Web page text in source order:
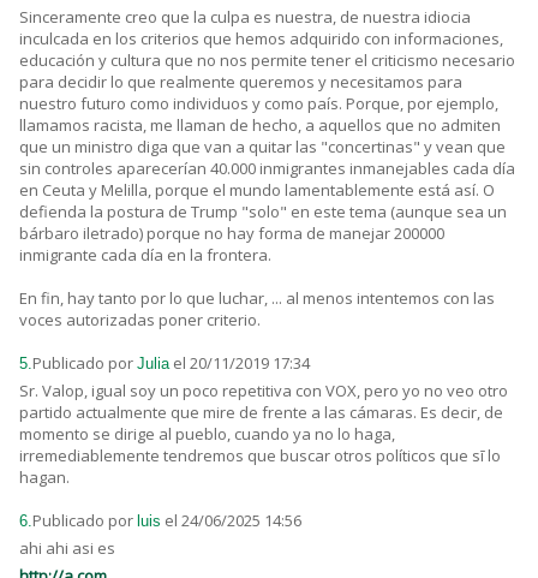
Sinceramente creo que la culpa es nuestra, de nuestra idiocia
inculcada en los criterios que hemos adquirido con informaciones,
educación y cultura que no nos permite tener el criticismo necesario
para decidir lo que realmente queremos y necesitamos para
nuestro futuro como individuos y como país. Porque, por ejemplo,
llamamos racista, me llaman de hecho, a aquellos que no admiten
que un ministro diga que van a quitar las "concertinas" y vean que
sin controles aparecerían 40.000 inmigrantes inmanejables cada día
en Ceuta y Melilla, porque el mundo lamentablemente está así. O
defienda la postura de Trump "solo" en este tema (aunque sea un
bárbaro iletrado) porque no hay forma de manejar 200000
inmigrante cada día en la frontera.
En fin, hay tanto por lo que luchar, ... al menos intentemos con las
voces autorizadas poner criterio.
5.Publicado por Julia el 20/11/2019 17:34
Sr. Valop, igual soy un poco repetitiva con VOX, pero yo no veo otro
partido actualmente que mire de frente a las cámaras. Es decir, de
momento se dirige al pueblo, cuando ya no lo haga,
irremediablemente tendremos que buscar otros políticos que sī lo
hagan.
6.Publicado por luis el 24/06/2025 14:56
ahi ahi asi es